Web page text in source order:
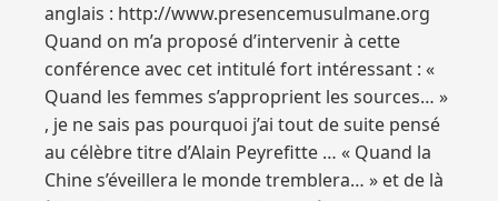
anglais : http://www.presencemusulmane.org
Quand on m’a proposé d’intervenir à cette
conférence avec cet intitulé fort intéressant : «
Quand les femmes s’approprient les sources… »
, je ne sais pas pourquoi j’ai tout de suite pensé
au célèbre titre d’Alain Peyrefitte … « Quand la
Chine s’éveillera le monde tremblera… » et de là